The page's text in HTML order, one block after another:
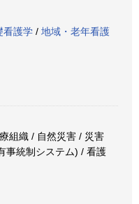
看護学 / 地域・老年看護
組織 / 自然災害 / 災害
事統制システム) / 看護